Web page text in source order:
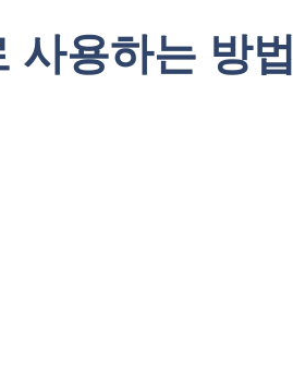
사용하는 방법